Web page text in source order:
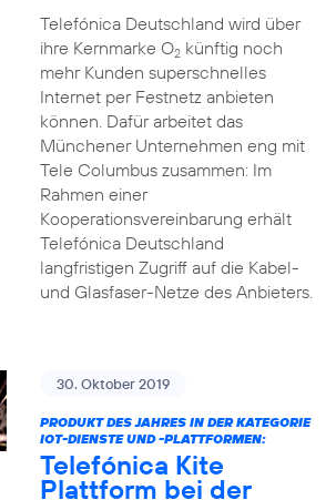
Telefónica Deutschland wird über
ihre Kernmarke O2künftig noch
mehr Kunden superschnelles
Internet per Festnetz anbieten
können. Dafür arbeitet das
Münchener Unternehmen eng mit
Tele Columbus zusammen: Im
Rahmen einer
Kooperationsvereinbarung erhält
Telefónica Deutschland
langfristigen Zugriff auf die Kabel-
und Glasfaser-Netze des Anbieters.
30. Oktober 2019
PRODUKT DES JAHRES IN DER KATEGORIE
IOT-DIENSTE UND -PLATTFORMEN:
Telefónica Kite
Plattform bei der